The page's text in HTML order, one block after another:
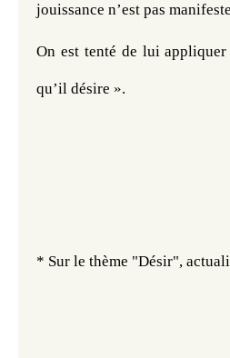
jouissance n’est pas
On est tenté de lui
qu’il désire ».
* Sur le thème "Désir",